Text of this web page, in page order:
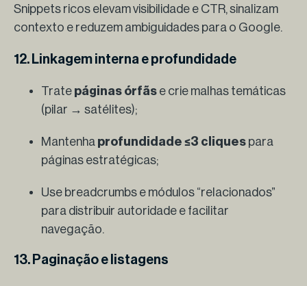
Snippets ricos elevam visibilidade e CTR, sinalizam
contexto e reduzem ambiguidades para o Google.
12. Linkagem interna e profundidade
Trate páginas órfãs e crie malhas temáticas
(pilar → satélites);
Mantenha profundidade ≤3 cliques para
páginas estratégicas;
Use breadcrumbs e módulos “relacionados”
para distribuir autoridade e facilitar
navegação.
13. Paginação e listagens